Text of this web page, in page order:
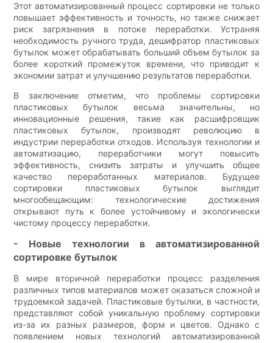
Этот автоматизированный процесс сортировки не только
повышает эффективность и точность, но также снижает
риск загрязнения в потоке переработки. Устраняя
необходимость ручного труда, дешифратор пластиковых
бутылок может обрабатывать больший объем бутылок за
более короткий промежуток времени, что приводит к
экономии затрат и улучшению результатов переработки.
В заключение отметим, что проблемы сортировки
пластиковых бутылок весьма значительны, но
инновационные решения, такие как расшифровщик
пластиковых бутылок, производят революцию в
индустрии переработки отходов. Используя технологии и
автоматизацию, переработчики могут повысить
эффективность, снизить затраты и улучшить общее
качество переработанных материалов. Будущее
сортировки пластиковых бутылок выглядит
многообещающим: технологические достижения
открывают путь к более устойчивому и экологически
чистому процессу переработки.
- Новые технологии в автоматизированной
сортировке бутылок
В мире вторичной переработки процесс разделения
различных типов материалов может оказаться сложной и
трудоемкой задачей. Пластиковые бутылки, в частности,
представляют собой уникальную проблему сортировки
из-за их разных размеров, форм и цветов. Однако с
появлением новых технологий автоматизированной